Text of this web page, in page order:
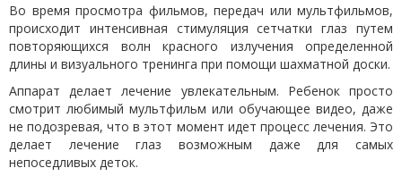
Во время просмотра фильмов, передач или мультфильмов,
происходит интенсивная стимуляция сетчатки глаз путем
повторяющихся волн красного излучения определенной
длины и визуального тренинга при помощи шахматной доски.
Аппарат делает лечение увлекательным. Ребенок просто
смотрит любимый мультфильм или обучающее видео, даже
не подозревая, что в этот момент идет процесс лечения. Это
делает лечение глаз возможным даже для самых
непоседливых деток.